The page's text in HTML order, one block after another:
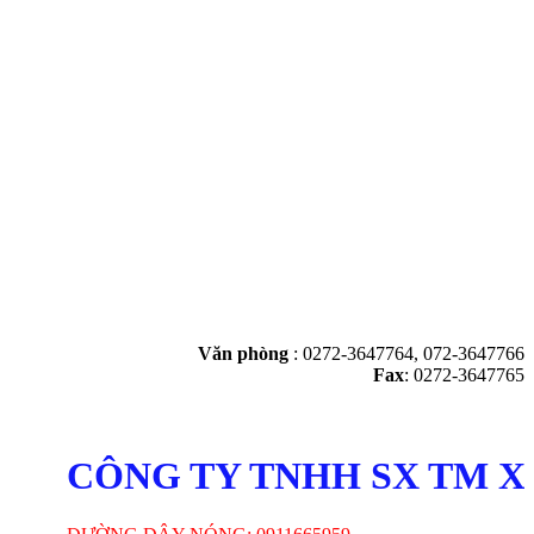
Văn phòng : 0272-3647764, 072-3647766
Fax: 0272-3647765
CÔNG TY TNHH SX TM